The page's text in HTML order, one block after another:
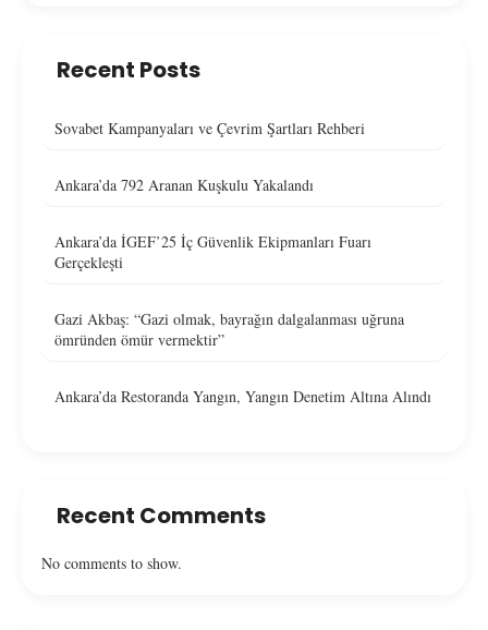
Recent Posts
Sovabet Kampanyaları ve Çevrim Şartları Rehberi
Ankara’da 792 Aranan Kuşkulu Yakalandı
Ankara’da İGEF’25 İç Güvenlik Ekipmanları Fuarı
Gerçekleşti
Gazi Akbaş: “Gazi olmak, bayrağın dalgalanması uğruna
ömründen ömür vermektir”
Ankara’da Restoranda Yangın, Yangın Denetim Altına Alındı
Recent Comments
No comments to show.